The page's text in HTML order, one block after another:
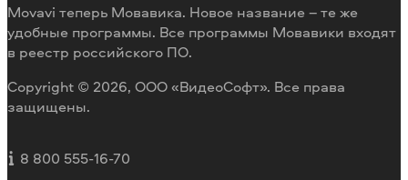
Movavi теперь Мовавика. Новое название – те же
удобные программы. Все программы Мовавики входят
в реестр российского ПО.
Copyright © 2026, ООО «ВидеоСофт». Все права
защищены.
8 800 555-16-70